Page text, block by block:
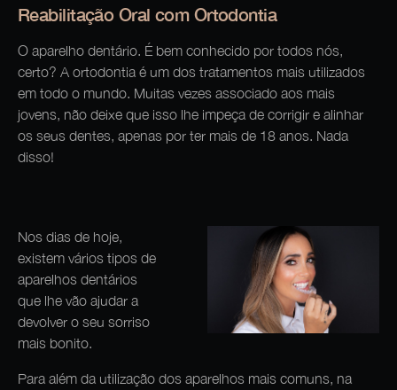
Reabilitação Oral com Ortodontia
O aparelho dentário. É bem conhecido por todos nós,
certo? A ortodontia é um dos tratamentos mais utilizados
em todo o mundo. Muitas vezes associado aos mais
jovens, não deixe que isso lhe impeça de corrigir e alinhar
os seus dentes, apenas por ter mais de 18 anos. Nada
disso!
Nos dias de hoje,
existem vários tipos de
aparelhos dentários
que lhe vão ajudar a
devolver o seu sorriso
mais bonito.
Para além da utilização dos aparelhos mais comuns, na